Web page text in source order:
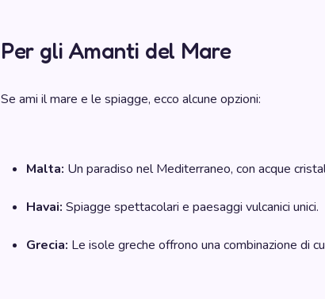
Per gli Amanti del Mare
Se ami il mare e le spiagge, ecco alcune opzioni:
Malta: Un paradiso nel Mediterraneo, con acque
Havai: Spiagge spettacolari e paesaggi vulcanici unici.
Grecia: Le isole greche offrono una combinazione di